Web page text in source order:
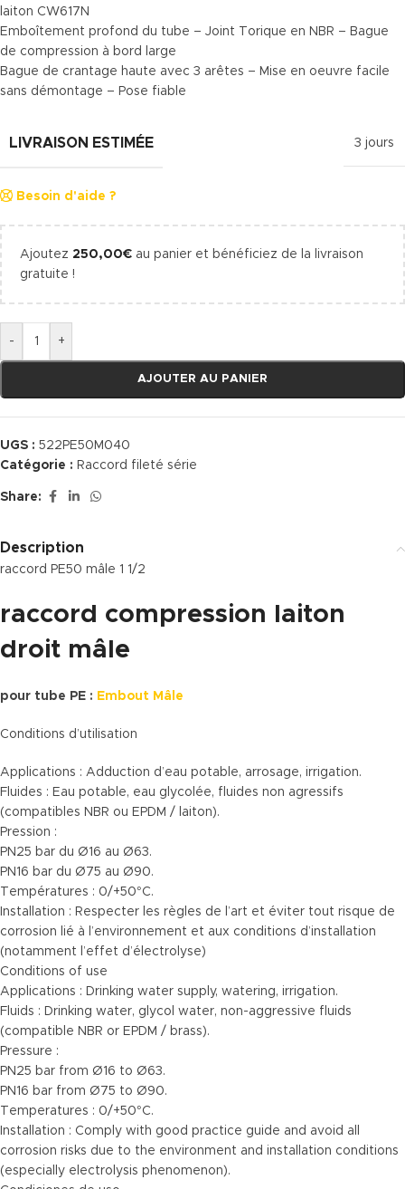
laiton CW617N
Emboîtement profond du tube – Joint Torique en NBR – Bague
de compression à bord large
Bague de crantage haute avec 3 arêtes – Mise en oeuvre facile
sans démontage – Pose fiable
LIVRAISON ESTIMÉE 3 jours
Besoin d'aide ?
Ajoutez 250,00€ au panier et bénéficiez de la livraison
gratuite !
- +
AJOUTER AU PANIER
UGS : 522PE50M040
Catégorie : Raccord fileté série
Share:
Description
raccord PE50 mâle 1 1/2
raccord compression laiton
droit mâle
pour tube PE : Embout Mâle
Conditions d’utilisation
Applications : Adduction d’eau potable, arrosage, irrigation.
Fluides : Eau potable, eau glycolée, fluides non agressifs
(compatibles NBR ou EPDM / laiton).
Pression :
PN25 bar du Ø16 au Ø63.
PN16 bar du Ø75 au Ø90.
Températures : 0/+50°C.
Installation : Respecter les règles de l’art et éviter tout risque de
corrosion lié à l’environnement et aux conditions d’installation
(notamment l’effet d’électrolyse)
Conditions of use
Applications : Drinking water supply, watering, irrigation.
Fluids : Drinking water, glycol water, non-aggressive fluids
(compatible NBR or EPDM / brass).
Pressure :
PN25 bar from Ø16 to Ø63.
PN16 bar from Ø75 to Ø90.
Temperatures : 0/+50°C.
Installation : Comply with good practice guide and avoid all
corrosion risks due to the environment and installation conditions
(especially electrolysis phenomenon).